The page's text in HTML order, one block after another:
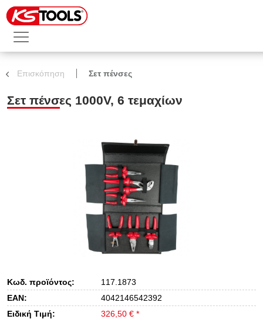
Επισκόπηση Σετ πένσες
Σετ πένσες 1000V, 6 τεμαχίων
Κωδ. προϊόντος:
117.1873
EAN:
4042146542392
Ειδική Τιμή:
326,50 € *